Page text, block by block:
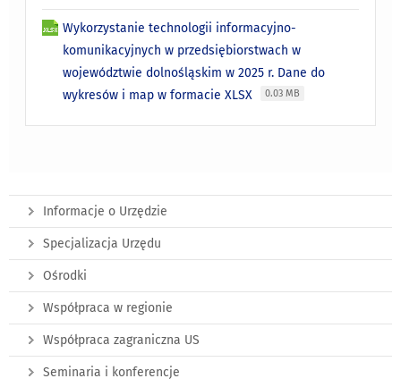
Wykorzystanie technologii informacyjno-
komunikacyjnych w przedsiębiorstwach w
województwie dolnośląskim w 2025 r. Dane do
wykresów i map w formacie XLSX
0.03 MB
Informacje o Urzędzie
Specjalizacja Urzędu
Ośrodki
Współpraca w regionie
Współpraca zagraniczna US
Seminaria i konferencje